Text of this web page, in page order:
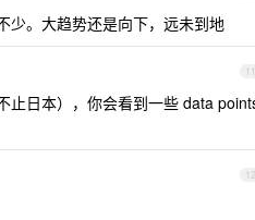
少。大趋势还是向下，远未到地
11
止日本），你会看到一些 data
12